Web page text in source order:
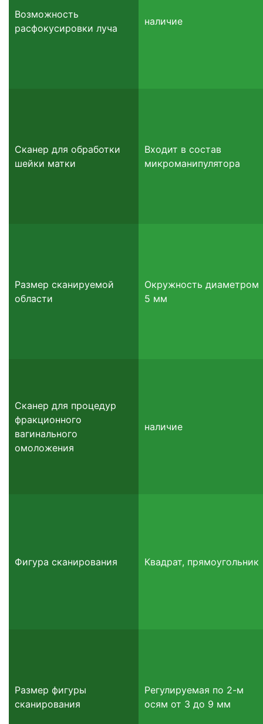
Возможность
расфокусировки луча
наличие
Сканер для обработки
шейки матки
Входит в состав
микроманипулятора
Размер сканируемой
области
Окружность диаметром
5 мм
Сканер для процедур
фракционного
вагинального
омоложения
наличие
Фигура сканирования Квадрат, прямоугольник
Размер фигуры
сканирования
Регулируемая по 2-м
осям от 3 до 9 мм